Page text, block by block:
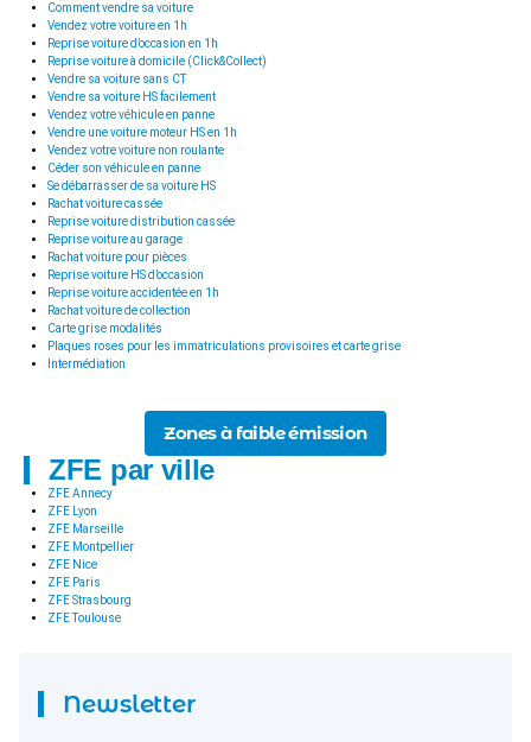
Comment vendre sa voiture
Vendez votre voiture en 1h
Reprise voiture d’occasion en 1h
Reprise voiture à domicile (Click&Collect)
Vendre sa voiture sans CT
Vendre sa voiture HS facilement
Vendez votre véhicule en panne
Vendre une voiture moteur HS en 1h
Vendez votre voiture non roulante
Céder son véhicule en panne
Se débarrasser de sa voiture HS
Rachat voiture cassée
Reprise voiture distribution cassée
Reprise voiture au garage
Rachat voiture pour pièces
Reprise voiture HS d’occasion
Reprise voiture accidentée en 1h
Rachat voiture de collection
Carte grise modalités
Plaques roses pour les immatriculations provisoires et carte grise
Intermédiation
Zones à faible émission
ZFE par ville
ZFE Annecy
ZFE Lyon
ZFE Marseille
ZFE Montpellier
ZFE Nice
ZFE Paris
ZFE Strasbourg
ZFE Toulouse
Newsletter